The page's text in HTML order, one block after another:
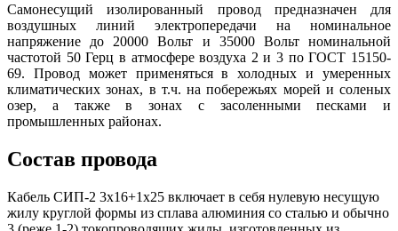
Самонесущий изолированный провод предназначен для
воздушных линий электропередачи на номинальное
напряжение до 20000 Вольт и 35000 Вольт номинальной
частотой 50 Герц в атмосфере воздуха 2 и 3 по ГОСТ 15150-
69. Провод может применяться в холодных и умеренных
климатических зонах, в т.ч. на побережьях морей и соленых
озер, а также в зонах с засоленными песками и
промышленных районах.
Состав провода
Кабель СИП-2 3х16+1х25 включает в себя нулевую несущую
жилу круглой формы из сплава алюминия со сталью и обычно